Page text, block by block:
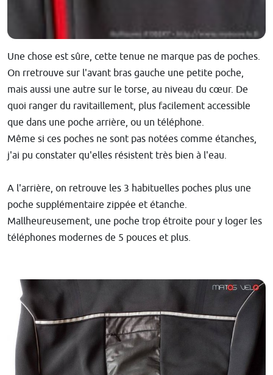
Une chose est sûre, cette tenue ne marque pas de poches.
On rretrouve sur l'avant bras gauche une petite poche,
mais aussi une autre sur le torse, au niveau du cœur. De
quoi ranger du ravitaillement, plus facilement accessible
que dans une poche arrière, ou un téléphone.
Même si ces poches ne sont pas notées comme étanches,
j'ai pu constater qu'elles résistent très bien à l'eau.
A l'arrière, on retrouve les 3 habituelles poches plus une
poche supplémentaire zippée et étanche.
Mallheureusement, une poche trop étroite pour y loger les
téléphones modernes de 5 pouces et plus.